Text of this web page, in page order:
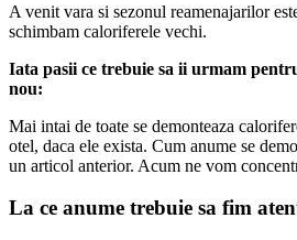
A venit vara si sezonul reamenajarilor
schimbam caloriferele vechi.
Iata pasii ce trebuie sa ii urmam
nou:
Mai intai de toate se demonteaza
otel, daca ele exista. Cum anume se
un articol anterior. Acum ne vom
La ce anume trebuie sa fim